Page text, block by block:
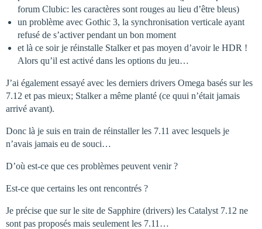
forum Clubic: les caractères sont rouges au lieu d’être bleus)
un problème avec Gothic 3, la synchronisation verticale ayant
refusé de s’activer pendant un bon moment
et là ce soir je réinstalle Stalker et pas moyen d’avoir le HDR !
Alors qu’il est activé dans les options du jeu…
J’ai également essayé avec les derniers drivers Omega basés sur les
7.12 et pas mieux; Stalker a même planté (ce quui n’était jamais
arrivé avant).
Donc là je suis en train de réinstaller les 7.11 avec lesquels je
n’avais jamais eu de souci…
D’où est-ce que ces problèmes peuvent venir ?
Est-ce que certains les ont rencontrés ?
Je précise que sur le site de Sapphire (drivers) les Catalyst 7.12 ne
sont pas proposés mais seulement les 7.11…